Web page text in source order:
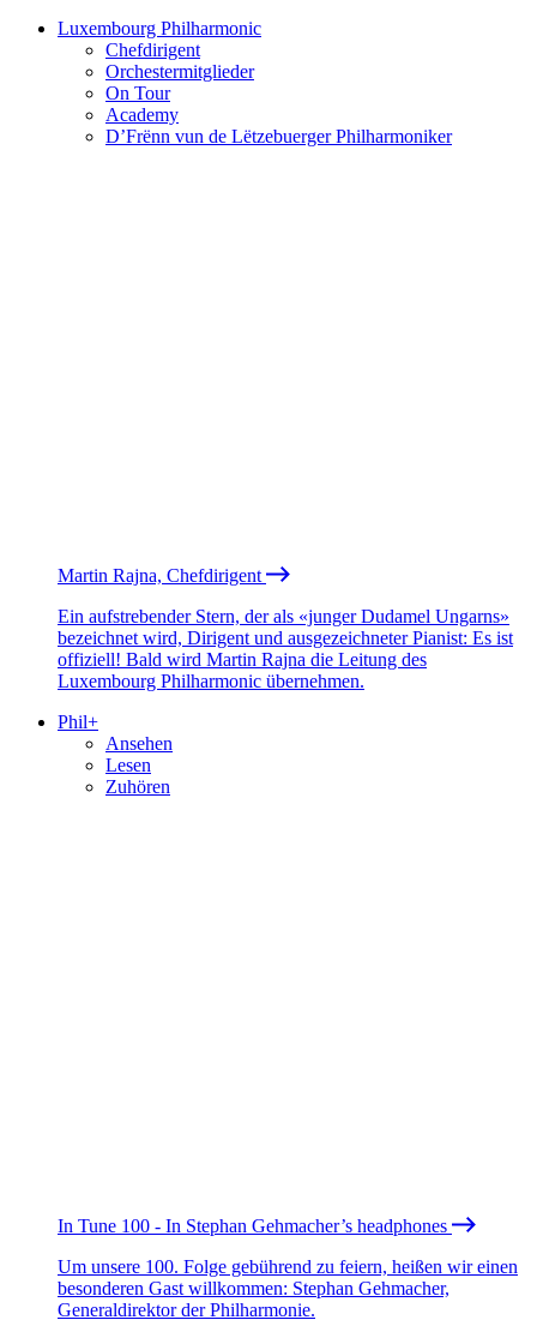
Luxembourg Philharmonic
Chefdirigent
Orchestermitglieder
On Tour
Academy
D’Frënn vun de Lëtzebuerger Philharmoniker
Martin Rajna, Chefdirigent
Ein aufstrebender Stern, der als «junger Dudamel Ungarns»
bezeichnet wird, Dirigent und ausgezeichneter Pianist: Es ist
offiziell! Bald wird Martin Rajna die Leitung des
Luxembourg Philharmonic übernehmen.
Phil+
Ansehen
Lesen
Zuhören
In Tune 100 - In Stephan Gehmacher’s headphones
Um unsere 100. Folge gebührend zu feiern, heißen wir einen
besonderen Gast willkommen: Stephan Gehmacher,
Generaldirektor der Philharmonie.